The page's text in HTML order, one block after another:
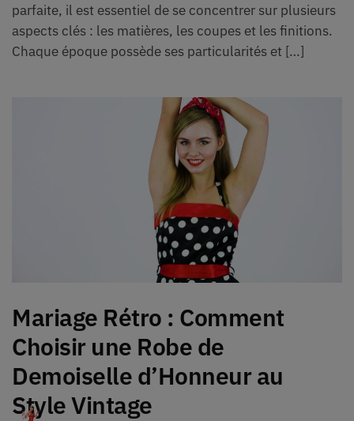
parfaite, il est essentiel de se concentrer sur plusieurs
aspects clés : les matières, les coupes et les finitions.
Chaque époque possède ses particularités et […]
Mariage Rétro : Comment
Choisir une Robe de
Demoiselle d’Honneur au
Style Vintage